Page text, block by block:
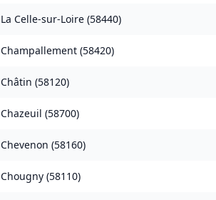
La Celle-sur-Loire (58440)
Champallement (58420)
Châtin (58120)
Chazeuil (58700)
Chevenon (58160)
Chougny (58110)